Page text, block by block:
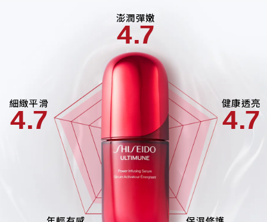
澎潤彈嫩
4.7
健康透亮
4.7
細緻平滑
4.7